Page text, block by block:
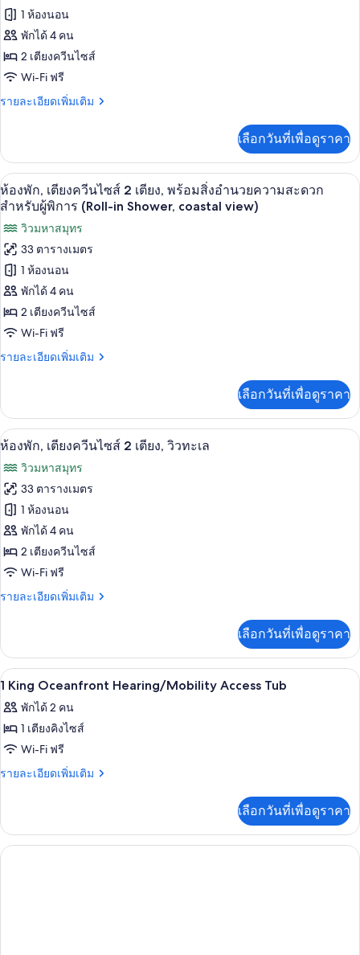
เตียง,
ระเบียง
view)
ห้อง
พัก,
เตียง
เตียง,
พร้อม
สิ่ง
อำนวย
ความ
สะดวก
สำหรับ
ผู้
พิการ,
ระเบียง
view)
1 ห้องนอน
พักได้ 4 คน
2 เตียงควีนไซส์
Wi-Fi ฟรี
รายละเอียดเพิ่มเติม
ราย
เกี่ยว
กับ
ห้อง
พัก,
ควีน
ไซส์
2
เตียง,
พร้อม
อำนวย
ความ
สำหรับ
(coastal
view)
เลือกวันที่เพื่อดูราคา
เปิด
ภาพถ่าย
ทั้งหมด
ของ
ห้อง
พัก,
เตียง
เตียง,
พร้อม
อำนวย
ความ
สะดวก
สำหรับ
ผู้
พิการ
Shower,
coastal
view)
เครื่องนอนระดับพรีเมียม, ผ้านวมขนเ
8
ห้องพัก, เตียงควีนไซส์ 2 เตียง, พร้อมสิ่งอำนวยความสะดวก
สำหรับผู้พิการ (Roll-in Shower, coastal view)
วิวมหาสมุทร
33 ตารางเมตร
1 ห้องนอน
พักได้ 4 คน
2 เตียงควีนไซส์
Wi-Fi ฟรี
รายละเอียดเพิ่มเติม
ราย
เกี่ยว
กับ
ห้อง
เตียง
ควีน
ไซส์
2
เตียง,
พร้อม
สิ่ง
อำนวย
สะดวก
พิการ
(Roll-
in
Shower,
coastal
เลือกวันที่เพื่อดูราคา
เปิด
ภาพถ่าย
ทั้งหมด
ของ
ห้อง
พัก,
เตียง
ควีน
2
เตียง,
วิว
ทะเล
ห้องพัก, เตียงควีนไซส์ 2 เตียง, วิวทะ
8
ห้องพัก, เตียงควีนไซส์ 2 เตียง, วิวทะเล
วิวมหาสมุทร
33 ตารางเมตร
1 ห้องนอน
พักได้ 4 คน
2 เตียงควีนไซส์
Wi-Fi ฟรี
รายละเอียดเพิ่มเติม
ราย
เกี่ยว
กับ
ห้อง
เตียง
ควีน
เตียง,
เลือกวันที่เพื่อดูราคา
เปิด
ภาพถ่าย
ทั้งหมด
ของ
1
Hearing/Mobility
Access
เครื่องนอนระดับพรีเมียม, ผ้านวมขนเ
11
1 King Oceanfront Hearing/Mobility Access Tub
พักได้ 2 คน
1 เตียงคิงไซส์
Wi-Fi ฟรี
รายละเอียดเพิ่มเติม
ราย
เกี่ยว
กับ
1
เลือกวันที่เพื่อดูราคา